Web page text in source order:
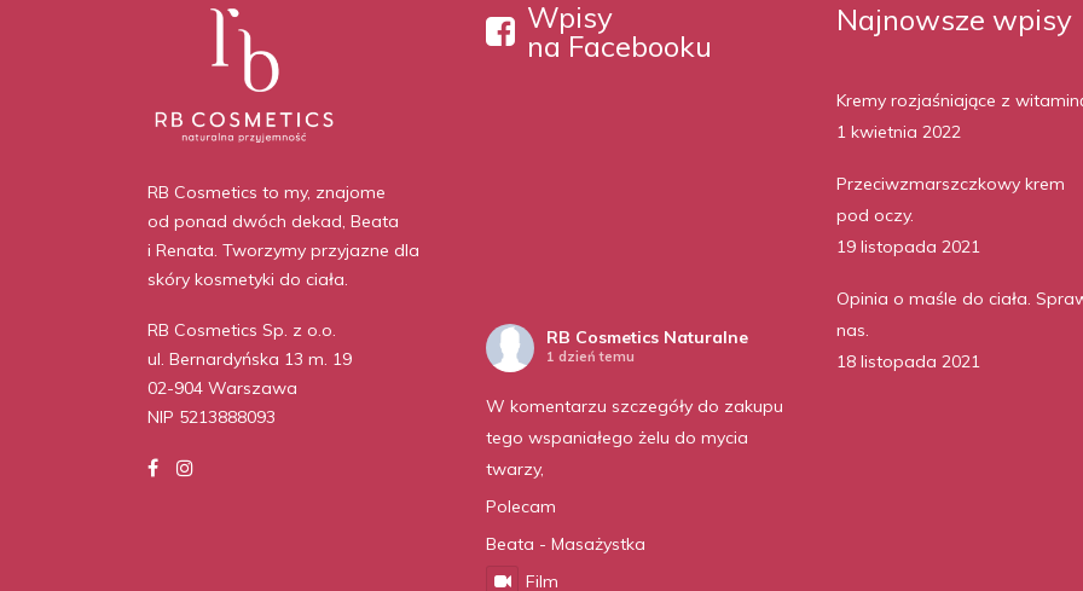
RB Cosmetics to my, znajome
od ponad dwóch dekad, Beata
i Renata. Tworzymy przyjazne dla
skóry kosmetyki do ciała.
RB Cosmetics Sp. z o.o.
ul. Bernardyńska 13 m. 19
02-904 Warszawa
NIP 5213888093
Wpisy
na Facebooku
RB Cosmetics Naturalne
1 dzień temu
W komentarzu szczegóły do zakupu
tego wspaniałego żelu do mycia
twarzy,
Polecam
Beata - Masażystka
Film
Najnowsze wpisy
Kremy rozjaśniające z
1 kwietnia 2022
Przeciwzmarszczkowy krem
pod oczy.
19 listopada 2021
Opinia o maśle do ciała.
nas.
18 listopada 2021